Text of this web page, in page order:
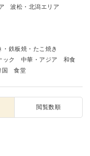
波松・北潟エリア
・鉄板焼・たこ焼き
ック 中華・アジア
和食
国 食堂
閲覧数順